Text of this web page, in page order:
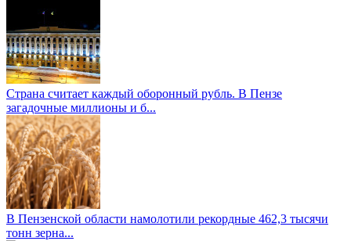
Страна считает каждый оборонный рубль. В Пензе
загадочные миллионы и б...
В Пензенской области намолотили рекордные 462,3 тысячи
тонн зерна...